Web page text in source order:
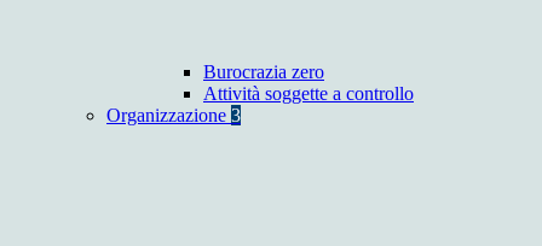
Burocrazia zero
Attività soggette a controllo
Organizzazione 3